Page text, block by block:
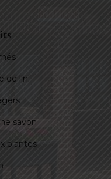
de lin
savon
plantes